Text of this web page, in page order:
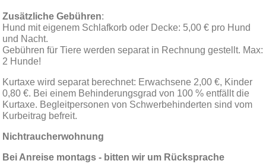
Zusätzliche Gebühren:
Hund mit eigenem Schlafkorb oder Decke: 5,00 € pro Hund
und Nacht.
Gebühren für Tiere werden separat in Rechnung gestellt. Max:
2 Hunde!
Kurtaxe wird separat berechnet: Erwachsene 2,00 €, Kinder
0,80 €. Bei einem Behinderungsgrad von 100 % entfällt die
Kurtaxe. Begleitpersonen von Schwerbehinderten sind vom
Kurbeitrag befreit.
Nichtraucherwohnung
Bei Anreise montags - bitten wir um Rücksprache